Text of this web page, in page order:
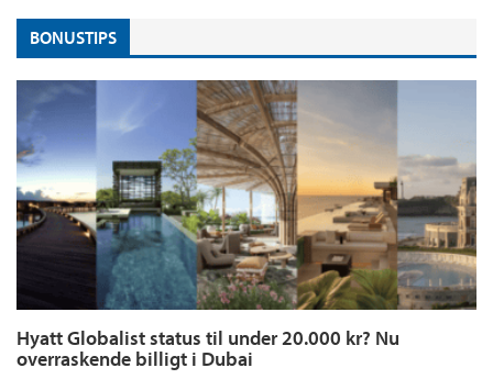
BONUSTIPS
Hyatt Globalist status til under 20.000 kr? Nu
overraskende billigt i Dubai